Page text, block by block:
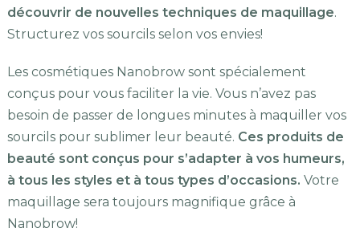
découvrir de nouvelles techniques de maquillage.
Structurez vos sourcils selon vos envies!
Les cosmétiques Nanobrow sont spécialement
conçus pour vous faciliter la vie. Vous n’avez pas
besoin de passer de longues minutes à maquiller vos
sourcils pour sublimer leur beauté. Ces produits de
beauté sont conçus pour s’adapter à vos humeurs,
à tous les styles et à tous types d’occasions. Votre
maquillage sera toujours magnifique grâce à
Nanobrow!